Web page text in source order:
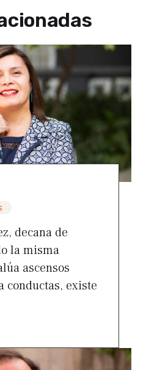
decana de
la misma
ascensos
conductas, existe